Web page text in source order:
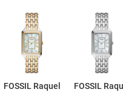
FOSSIL Raquel
FOSSIL